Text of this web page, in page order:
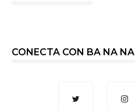
CONECTA CON BA NA NA